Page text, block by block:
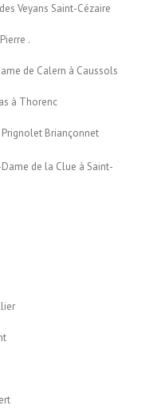
Veyans Saint-Cézaire
.
de Calern à Caussols
à Thorenc
Briançonnet
de la Clue à Saint-